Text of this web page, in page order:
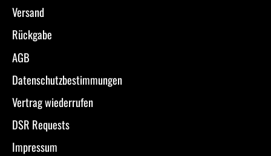
Versand
Rückgabe
AGB
Datenschutzbestimmungen
Vertrag wiederrufen
DSR Requests
Impressum